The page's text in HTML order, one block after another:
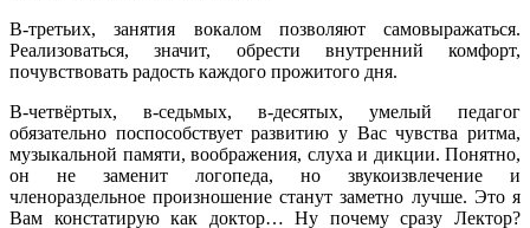
В-третьих, занятия вокалом позволяют самовыражаться.
Реализоваться, значит, обрести внутренний комфорт,
почувствовать радость каждого прожитого дня.
В-четвёртых, в-седьмых, в-десятых, умелый педагог
обязательно поспособствует развитию у Вас чувства ритма,
музыкальной памяти, воображения, слуха и дикции. Понятно,
он не заменит логопеда, но звукоизвлечение и
членораздельное произношение станут заметно лучше. Это я
Вам констатирую как доктор… Ну почему сразу Лектор?